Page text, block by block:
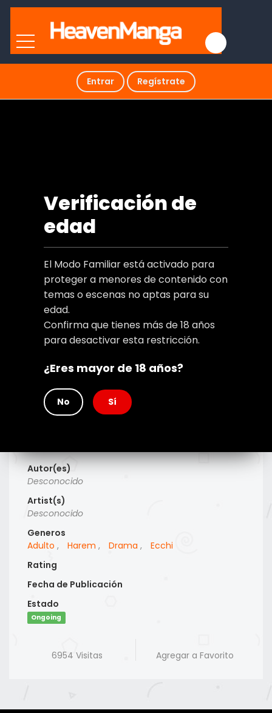
Entrar Regístrate
Verificación de
edad
El Modo Familiar está activado para
proteger a menores de contenido con
temas o escenas no aptas para su
edad.
Confirma que tienes más de 18 años
para desactivar esta restricción.
¿Eres mayor de 18 años?
No Sí
Type
Manhwa
Desconocido
Autor(es)
Desconocido
Artist(s)
Desconocido
Generos
Adulto , Harem , Drama ,
Ecchi
Rating
Fecha de Publicación
Estado
Ongoing
6954 Visitas Agregar a Favorito